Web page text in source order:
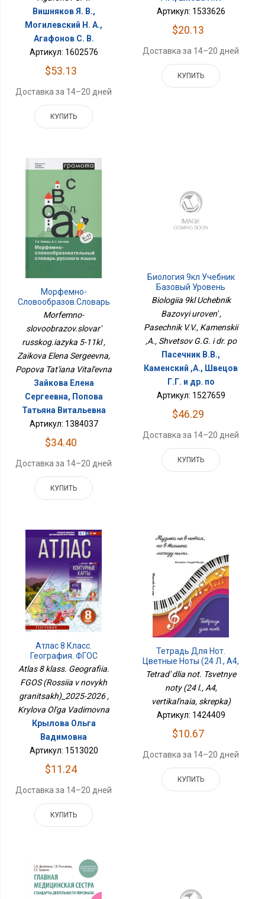
Вишняков Я. В.,
Могилевский Н. А.,
Агафонов С. В.
Артикул: 1602576
$53.13
Доставка за 14–20 дней
КУПИТЬ
Артикул: 1533626
$20.13
Доставка за 14–20 дней
КУПИТЬ
Морфемно-
Словообразов.словарь
Русског.языка 5-11кл
Morfemno-
slovoobrazov.slovar'
russkog.iazyka 5-11kl ,
Zaikova Elena Sergeevna,
Popova Tat'iana Vital'evna
Зайкова Елена
Сергеевна, Попова
Татьяна Витальевна
Артикул: 1384037
$34.40
Доставка за 14–20 дней
КУПИТЬ
Биология 9кл Учебник
Базовый Уровень
Biologiia 9kl Uchebnik
Bazovyi uroven' ,
Pasechnik V.V., Kamenskii
,A., Shvetsov G.G. i dr. po
Пасечник В.В.,
Каменский ,А., Швецов
Г.Г. и др. по
Артикул: 1527659
$46.29
Доставка за 14–20 дней
КУПИТЬ
Атлас 8 Класс.
География. ФГОС
(Россия В Новых
Границах)_2025-2026
Atlas 8 klass. Geografiia.
FGOS (Rossiia v novykh
granitsakh)_2025-2026 ,
Krylova Ol'ga Vadimovna
Крылова Ольга
Вадимовна
Артикул: 1513020
$11.24
Доставка за 14–20 дней
КУПИТЬ
Тетрадь Для Нот.
Цветные Ноты (24 Л., А4,
Вертикальная, Скрепка)
Tetrad' dlia not. Tsvetnye
noty (24 l., A4,
vertikal'naia, skrepka)
Артикул: 1424409
$10.67
Доставка за 14–20 дней
КУПИТЬ